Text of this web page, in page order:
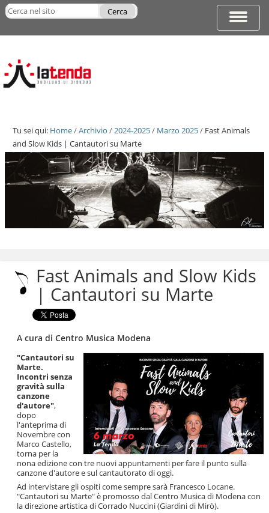
Salta
ai
|
navigazione
Espandi
di
Cerca nel sito
avanzata…
Tu sei qui: Home/Archivio /2024-2025/ Marzo 2025/ Fast Animals
and Slow Kids | Cantautori su Marte
Salta
navigazione
Fast Animals and Slow Kids
| Cantautori su Marte
A cura di Centro Musica Modena
"Cantautori su
Marte.
Incontri senza
gravità sulla
canzone
d'autore",
dopo
l'anteprima di
Novembre con
Marco Castello,
torna per la
nona edizione con tre nuovi appuntamenti per fare il punto sulla
canzone d'autore e sul cantautorato di oggi.
Ad intervistare gli ospiti come sempre sarà Francesco Locane.
"Cantautori su Marte" è promosso dal Centro Musica di Modena con
la direzione artistica di Corrado Nuccini (Giardini di Mirò).